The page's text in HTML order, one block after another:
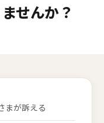
せんか？
まが訴える